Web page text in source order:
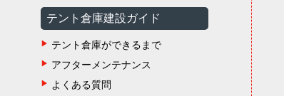
テント倉庫建設ガイド
テント倉庫ができるまで
アフターメンテナンス
よくある質問